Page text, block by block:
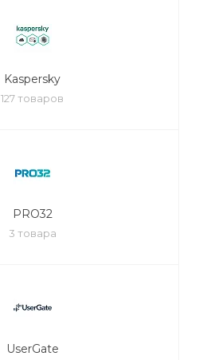
Kaspersky
127 товаров
PRO32
3 товара
UserGate